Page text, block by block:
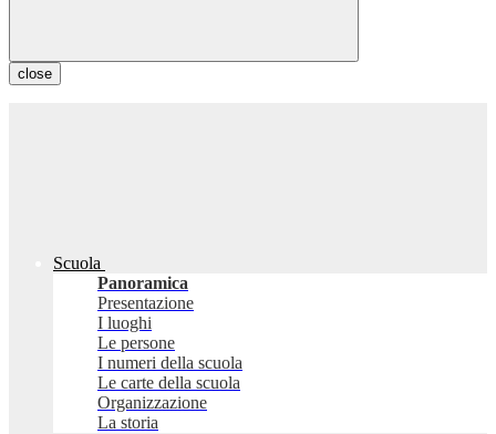
close
Scuola
Panoramica
Presentazione
I luoghi
Le persone
I numeri della scuola
Le carte della scuola
Organizzazione
La storia